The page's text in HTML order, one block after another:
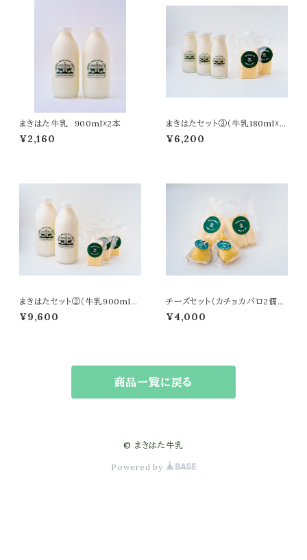
まきはた牛乳 900ml☓2本
¥2,160
まきはたセット③（牛乳180ml☓3
本＆無塩バター☓2個）
¥6,200
まきはたセット②（牛乳900ml☓2
本＆無塩バター☓3個）
¥9,600
チーズセット（カチョカバロ2個＆
ストリングチーズ2個）
¥4,000
商品一覧に戻る
© まきはた牛乳
Powered by